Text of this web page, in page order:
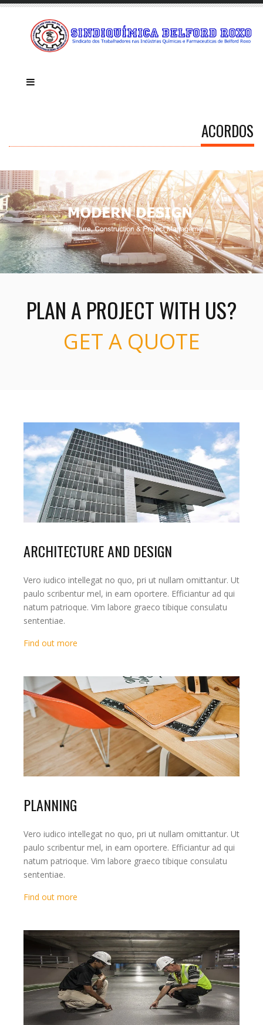
ACORDOS
PLAN A PROJECT WITH US?
GET A QUOTE
ARCHITECTURE AND DESIGN
Vero iudico intellegat no quo, pri ut nullam omittantur. Ut
paulo scribentur mel, in eam oportere. Efficiantur ad qui
natum patrioque. Vim labore graeco tibique consulatu
sententiae.
Find out more
PLANNING
Vero iudico intellegat no quo, pri ut nullam omittantur. Ut
paulo scribentur mel, in eam oportere. Efficiantur ad qui
natum patrioque. Vim labore graeco tibique consulatu
sententiae.
Find out more